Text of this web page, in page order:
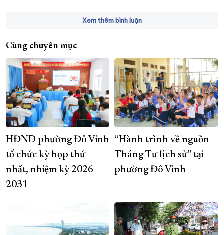
Xem thêm bình luận
Cùng chuyên mục
HĐND phường Đô Vinh
tổ chức kỳ họp thứ
nhất, nhiệm kỳ 2026 -
2031
“Hành trình về nguồn -
Tháng Tư lịch sử” tại
phường Đô Vinh